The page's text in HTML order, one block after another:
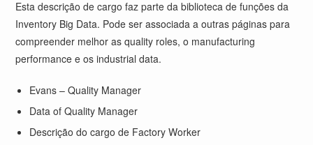
Esta descrição de cargo faz parte da biblioteca de funções da
Inventory Big Data. Pode ser associada a outras páginas para
compreender melhor as quality roles, o manufacturing
performance e os industrial data.
Evans – Quality Manager
Data of Quality Manager
Descrição do cargo de Factory Worker